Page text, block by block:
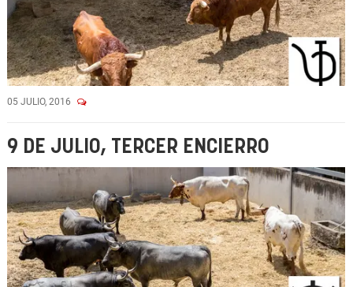
05 JULIO, 2016
9 DE JULIO, TERCER ENCIERRO